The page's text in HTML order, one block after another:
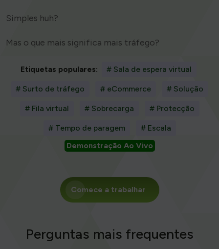
Simples huh?
Mas o que mais significa mais tráfego?
Etiquetas populares: # Sala de espera virtual
# Surto de tráfego # eCommerce # Solução
# Fila virtual # Sobrecarga # Protecção
# Tempo de paragem
# Escala
Demonstração Ao Vivo
Comece a trabalhar
Perguntas mais frequentes